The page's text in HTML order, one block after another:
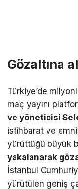
Gözaltına
Türkiye’de
maç yayını
ve yöneticisi
istihbarat ve
yürüttüğü büyük
yakalanarak
İstanbul
yürütülen geniş